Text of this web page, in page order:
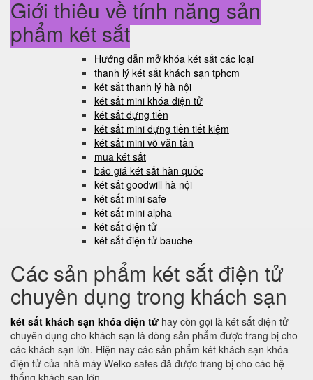
Giới thiệu về tính năng sản
phẩm két sắt
Hướng dẫn mở khóa két sắt các loại
thanh lý két sắt khách sạn tphcm
két sắt thanh lý hà nội
két sắt mini khóa điện tử
két sắt đựng tiền
két sắt mini đựng tiền tiết kiệm
két sắt mini võ văn tần
mua két sắt
báo giá két sắt hàn quốc
két sắt goodwill hà nội
két sắt mini safe
két sắt mini alpha
két sắt điện tử
két sắt điện tử bauche
Các sản phẩm két sắt điện tử
chuyên dụng trong khách sạn
két sắt khách sạn khóa điện tử hay còn gọi là két sắt điện tử
chuyên dụng cho khách sạn là dòng sản phẩm được trang bị cho
các khách sạn lớn. Hiện nay các sản phẩm két khách sạn khóa
điện tử của nhà máy Welko safes đã được trang bị cho các hệ
thống khách sạn lớn.